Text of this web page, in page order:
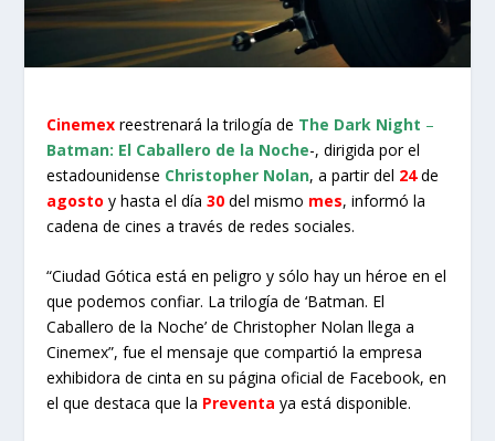
Cinemex reestrenará la trilogía de The Dark Night –
Batman: El Caballero de la Noche-, dirigida por el
estadounidense Christopher Nolan, a partir del 24de
agosto y hasta el día30 del mismo mes, informó la
cadena de cines a través de redes sociales.
“Ciudad Gótica está en peligro y sólo hay un héroe en el
que podemos confiar. La trilogía de ‘Batman. El
Caballero de la Noche’ de Christopher Nolan llega a
Cinemex”, fue el mensaje que compartió la empresa
exhibidora de cinta en su página oficial de Facebook, en
el que destaca que la Preventa ya está disponible.